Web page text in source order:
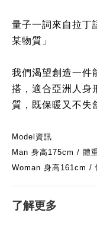
量子一詞來自拉丁
某物質」
我們渴望創造一件
搭，適合亞洲人身
質，既保暖又不失
Model資訊
Man 身高175cm / 體
Woman 身高161cm /
了解更多